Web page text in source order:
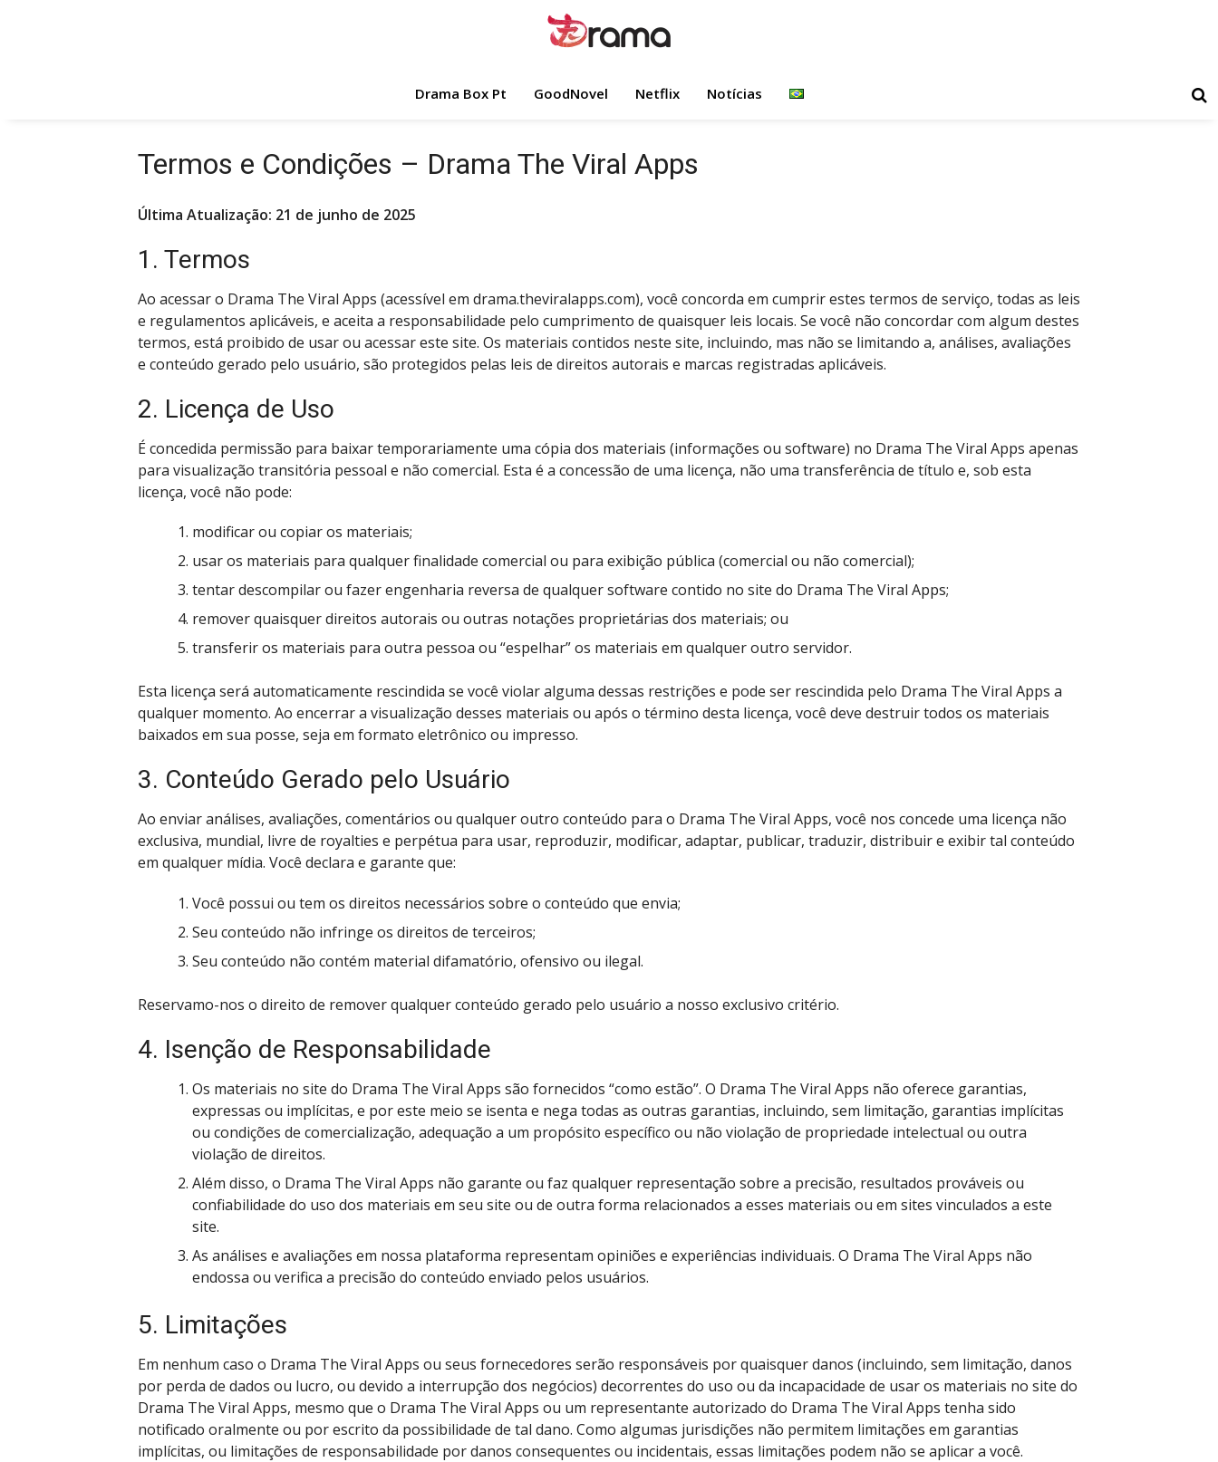
Drama Box Pt
GoodNovel Netflix Notícias
Termos e Condições – Drama The Viral Apps
Última Atualização: 21 de junho de 2025
1. Termos
Ao acessar o Drama The Viral Apps (acessível em drama.theviralapps.com), você concorda em cumprir estes termos de serviço, todas as leis
e regulamentos aplicáveis, e aceita a responsabilidade pelo cumprimento de quaisquer leis locais. Se você não concordar com algum destes
termos, está proibido de usar ou acessar este site. Os materiais contidos neste site, incluindo, mas não se limitando a, análises, avaliações
e conteúdo gerado pelo usuário, são protegidos pelas leis de direitos autorais e marcas registradas aplicáveis.
2. Licença de Uso
É concedida permissão para baixar temporariamente uma cópia dos materiais (informações ou software) no Drama The Viral Apps apenas
para visualização transitória pessoal e não comercial. Esta é a concessão de uma licença, não uma transferência de título e, sob esta
licença, você não pode:
modificar ou copiar os materiais;
usar os materiais para qualquer finalidade comercial ou para exibição pública (comercial ou não comercial);
tentar descompilar ou fazer engenharia reversa de qualquer software contido no site do Drama The Viral Apps;
remover quaisquer direitos autorais ou outras notações proprietárias dos materiais; ou
transferir os materiais para outra pessoa ou “espelhar” os materiais em qualquer outro servidor.
Esta licença será automaticamente rescindida se você violar alguma dessas restrições e pode ser rescindida pelo Drama The Viral Apps a
qualquer momento. Ao encerrar a visualização desses materiais ou após o término desta licença, você deve destruir todos os materiais
baixados em sua posse, seja em formato eletrônico ou impresso.
3. Conteúdo Gerado pelo Usuário
Ao enviar análises, avaliações, comentários ou qualquer outro conteúdo para o Drama The Viral Apps, você nos concede uma licença não
exclusiva, mundial, livre de royalties e perpétua para usar, reproduzir, modificar, adaptar, publicar, traduzir, distribuir e exibir tal conteúdo
em qualquer mídia. Você declara e garante que:
Você possui ou tem os direitos necessários sobre o conteúdo que envia;
Seu conteúdo não infringe os direitos de terceiros;
Seu conteúdo não contém material difamatório, ofensivo ou ilegal.
Reservamo-nos o direito de remover qualquer conteúdo gerado pelo usuário a nosso exclusivo critério.
4. Isenção de Responsabilidade
Os materiais no site do Drama The Viral Apps são fornecidos “como estão”. O Drama The Viral Apps não oferece garantias,
expressas ou implícitas, e por este meio se isenta e nega todas as outras garantias, incluindo, sem limitação, garantias implícitas
ou condições de comercialização, adequação a um propósito específico ou não violação de propriedade intelectual ou outra
violação de direitos.
Além disso, o Drama The Viral Apps não garante ou faz qualquer representação sobre a precisão, resultados prováveis ou
confiabilidade do uso dos materiais em seu site ou de outra forma relacionados a esses materiais ou em sites vinculados a este
site.
As análises e avaliações em nossa plataforma representam opiniões e experiências individuais. O Drama The Viral Apps não
endossa ou verifica a precisão do conteúdo enviado pelos usuários.
5. Limitações
Em nenhum caso o Drama The Viral Apps ou seus fornecedores serão responsáveis por quaisquer danos (incluindo, sem limitação, danos
por perda de dados ou lucro, ou devido a interrupção dos negócios) decorrentes do uso ou da incapacidade de usar os materiais no site do
Drama The Viral Apps, mesmo que o Drama The Viral Apps ou um representante autorizado do Drama The Viral Apps tenha sido
notificado oralmente ou por escrito da possibilidade de tal dano. Como algumas jurisdições não permitem limitações em garantias
implícitas, ou limitações de responsabilidade por danos consequentes ou incidentais, essas limitações podem não se aplicar a você.